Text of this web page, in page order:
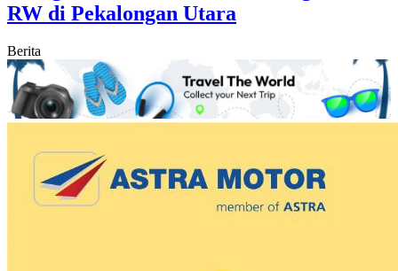
RW di Pekalongan Utara
Berita